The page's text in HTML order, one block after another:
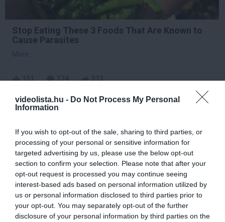
videolista.hu - Do Not Process My Personal
Information
If you wish to opt-out of the sale, sharing to third parties, or
processing of your personal or sensitive information for
targeted advertising by us, please use the below opt-out
section to confirm your selection. Please note that after your
opt-out request is processed you may continue seeing
interest-based ads based on personal information utilized by
us or personal information disclosed to third parties prior to
your opt-out. You may separately opt-out of the further
disclosure of your personal information by third parties on the
Stop Eating These 3 Foods That Are Known to
Cause Parasites
More